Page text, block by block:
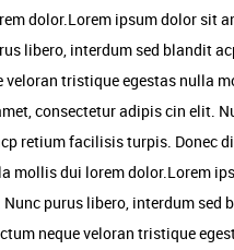
dolor.Lorem ipsum dolor sit
libero, interdum sed blandit
tristique egestas nulla
consectetur adipis cin elit.
retium facilisis turpis. Donec
mollis dui lorem dolor.Lorem
purus libero, interdum sed
neque veloran tristique